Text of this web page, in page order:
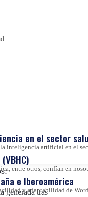
en el sector
inteligencia artificial en el
entre otros, confían en
e Iberoamérica
y adaptabilidad de
en
implícitos
generada tras